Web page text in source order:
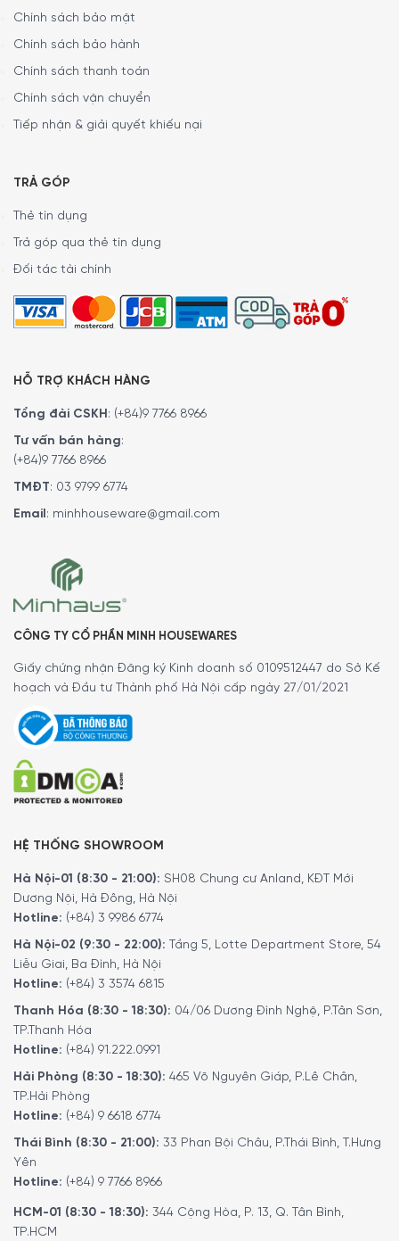
Chính sách bảo mật
Chính sách bảo hành
Chính sách thanh toán
Chính sách vận chuyển
Tiếp nhận & giải quyết khiếu nại
TRẢ GÓP
Thẻ tín dụng
Trả góp qua thẻ tín dụng
Đối tác tài chính
HỖ TRỢ KHÁCH HÀNG
Tổng đài CSKH: (+84)9 7766 8966
Tư vấn bán hàng:
(+84)9 7766 8966
TMĐT: 03 9799 6774
Email: minhhouseware@gmail.com
CÔNG TY CỔ PHẦN MINH HOUSEWARES
Giấy chứng nhận Đăng ký Kinh doanh số 0109512447 do Sở Kế
hoạch và Đầu tư Thành phố Hà Nội cấp ngày 27/01/2021
HỆ THỐNG SHOWROOM
Hà Nội-01 (8:30 - 21:00): SH08 Chung cư Anland, KĐT Mới
Dương Nội, Hà Đông, Hà Nội
Hotline: (+84) 3 9986 6774
Hà Nội-02 (9:30 - 22:00): Tầng 5, Lotte Department Store, 54
Liễu Giai, Ba Đình, Hà Nội
Hotline: (+84) 3 3574 6815
Thanh Hóa (8:30 - 18:30): 04/06 Dương Đình Nghệ, P.Tân Sơn,
TP.Thanh Hóa
Hotline: (+84) 91.222.0991
Hải Phòng (8:30 - 18:30): 465 Võ Nguyên Giáp, P.Lê Chân,
TP.Hải Phòng
Hotline: (+84) 9 6618 6774
Thái Bình (8:30 - 21:00): 33 Phan Bội Châu, P.Thái Bình, T.Hưng
Yên
Hotline: (+84) 9 7766 8966
HCM-01 (8:30 - 18:30): 344 Cộng Hòa, P. 13, Q. Tân Bình,
TP.HCM